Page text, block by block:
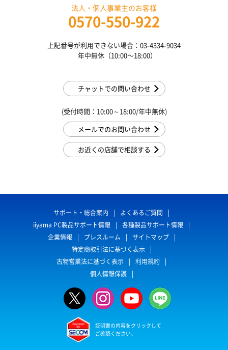
法人・個人事業主のお客様
0570-550-922
上記番号が利用できない場合：03-4334-9034
年中無休（10:00〜18:00）
チャットでの問い合わせ
(受付時間：10:00～18:00/年中無休)
メールでのお問い合わせ
お近くの店舗で相談する
サポート・総合案内
よくあるご質問
iiyama PC製品サポート情報
各種製品サポート情報
企業情報
プレスルーム
サイトマップ
特定商取引法に基づく表示
古物営業法に基づく表示
利用規約
個人情報保護
証明書の内容をクリックして
ご確認ください。